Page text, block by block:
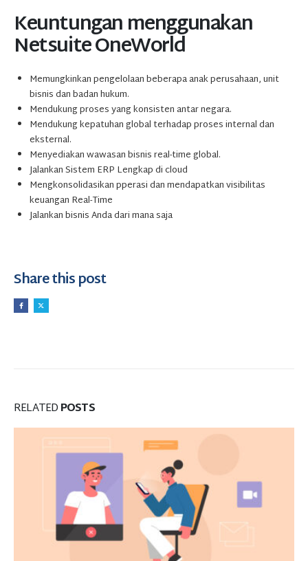
Keuntungan menggunakan
Netsuite OneWorld
Memungkinkan pengelolaan beberapa anak perusahaan, unit
bisnis dan badan hukum.
Mendukung proses yang konsisten antar negara.
Mendukung kepatuhan global terhadap proses internal dan
eksternal.
Menyediakan wawasan bisnis real-time global.
Jalankan Sistem ERP Lengkap di cloud
Mengkonsolidasikan pperasi dan mendapatkan visibilitas
keuangan Real-Time
Jalankan bisnis Anda dari mana saja
Share this post
RELATEDPOSTS